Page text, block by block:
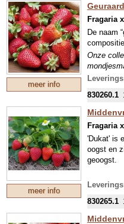
meer info
Fragaria
De naam
Onze
welke in
830260.1
meer info
Fragaria
'Dukat' is
oogst en
geoogst.
De
mooie,
zeer
830265.1